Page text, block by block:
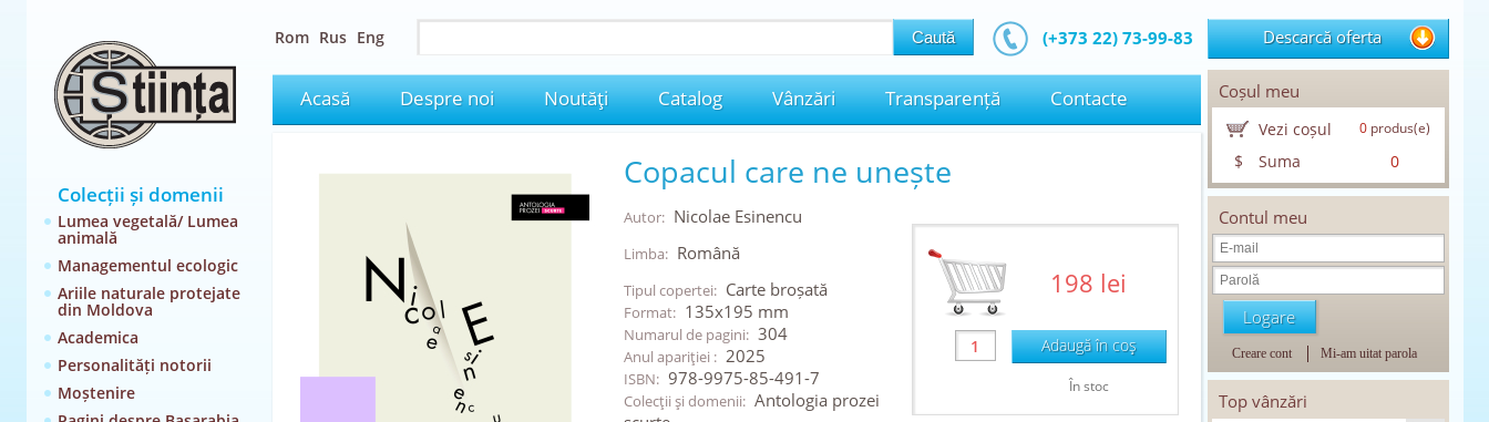
Colecții și domenii
Lumea vegetală/ Lumea
animală
Managementul ecologic
Ariile naturale protejate
din Moldova
Academica
Personalități notorii
Moștenire
Rom Rus Eng (+373 22) 73-99-83
Acasă Despre noi Noutăţi Catalog Vânzări Transparență Contacte
Copacul care ne unește
Autor: Nicolae Esinencu
Limba: Română
Tipul copertei: Carte broșată
Format: 135x195 mm
Numarul de pagini: 304
Anul apariţiei : 2025
ISBN: 978-9975-85-491-7
Colecţii şi domenii: Antologia prozei
198 lei
Adaugă în coş
În stoc
Descarcă oferta
Coșul meu
Vezi coșul 0produs(e)
$ Suma 0
Contul meu
Creare cont Mi-am uitat parola
Top vânzări